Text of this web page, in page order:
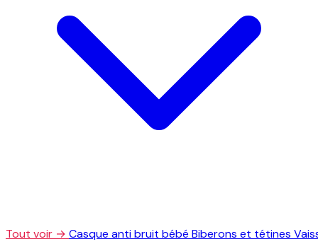
Tout voir → Casque anti bruit bébé Biberons et tétines